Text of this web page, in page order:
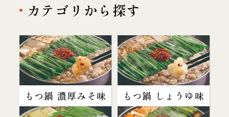
カテゴリから探す
もつ鍋 濃厚みそ味 もつ鍋 しょうゆ味